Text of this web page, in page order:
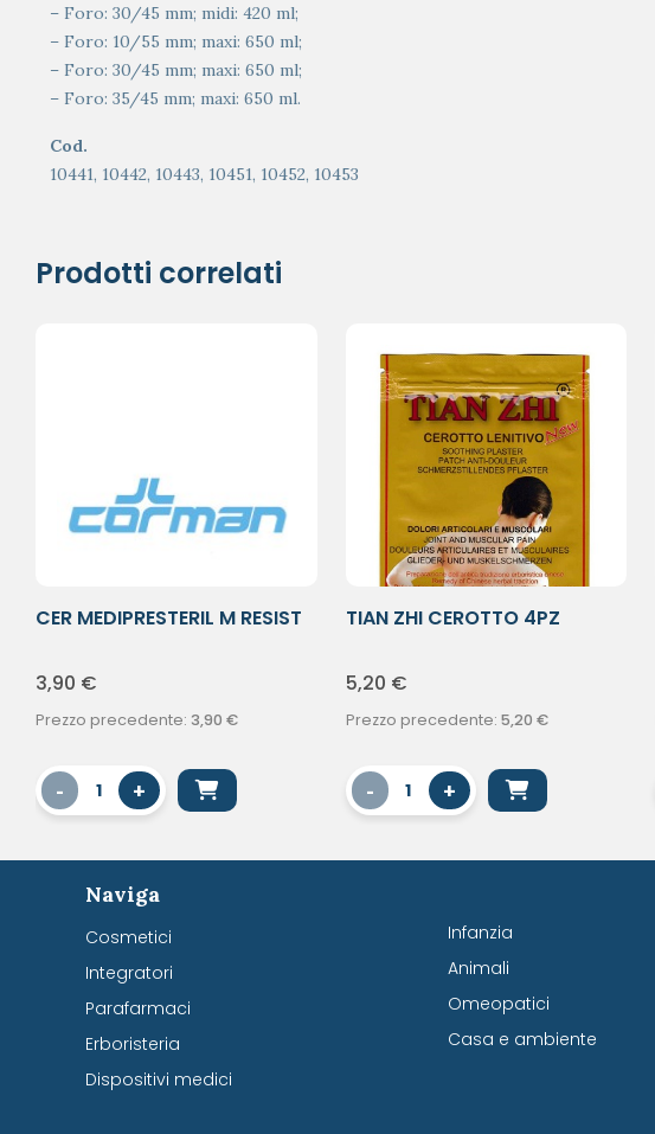
– Foro: 30/45 mm; midi: 420 ml;
– Foro: 10/55 mm; maxi: 650 ml;
– Foro: 30/45 mm; maxi: 650 ml;
– Foro: 35/45 mm; maxi: 650 ml.
Cod.
10441, 10442, 10443, 10451, 10452, 10453
Prodotti correlati
CER MEDIPRESTERIL M RESIST
3,90 €
Prezzo precedente: 3,90 €
- 1 +
TIAN ZHI CEROTTO 4PZ
5,20 €
Prezzo precedente: 5,20 €
- 1 +
Naviga
Cosmetici
Integratori
Parafarmaci
Erboristeria
Dispositivi medici
Infanzia
Animali
Omeopatici
Casa e ambiente